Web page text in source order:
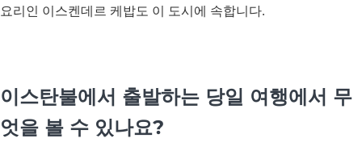
요리인 이스켄데르 케밥도 이 도시에 속합니다.
이스탄불에서 출발하는 당일 여행에서 무
엇을 볼 수 있나요?